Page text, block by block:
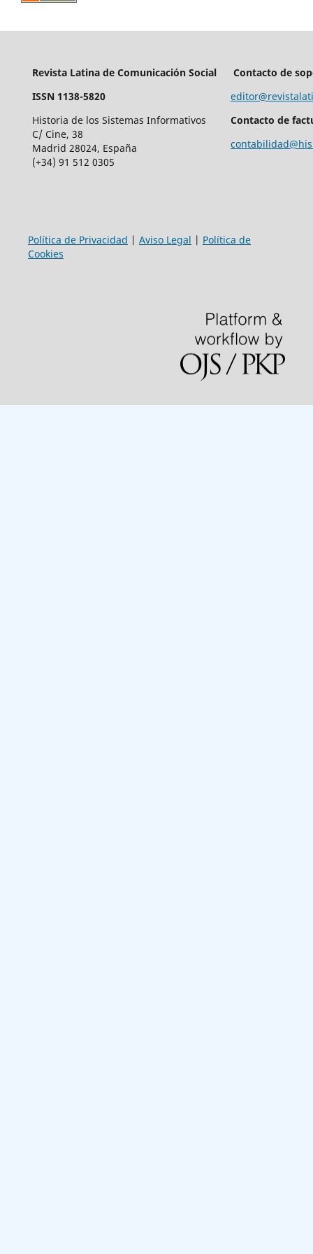
Revista Latina de Comunicación Social
ISSN 1138-5820
Historia de los Sistemas Informativos
C/ Cine, 38
Madrid 28024, España
(+34) 91 512 0305
Contacto de
Contacto de
Política de Privacidad | Aviso Legal | Política de
Cookies